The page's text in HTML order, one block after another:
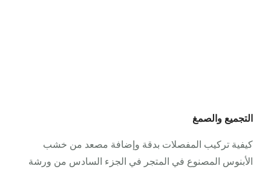
التجميع والصمغ
كيفية تركيب المفصلات بدقة وإضافة مصعد من خشب
الأبنوس المصنوع في المتجر في الجزء السادس من ورشة